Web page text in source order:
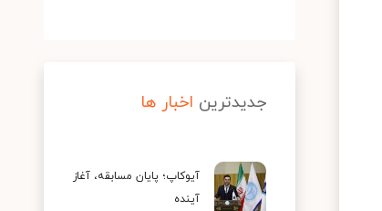
جدیدترین اخبار ها
آیوکاپ؛ پایان مسابقه، آغاز
آینده